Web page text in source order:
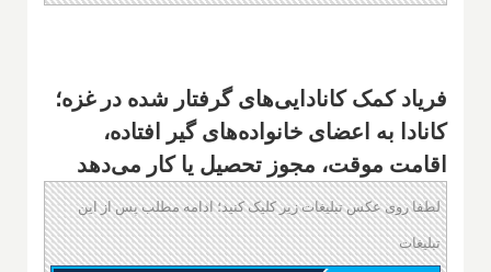
فریاد کمک کانادایی‌های گرفتار شده در غزه؛
کانادا به اعضای خانواده‌های گیر افتاده،
اقامت موقت، مجوز تحصیل یا کار می‌دهد
لطفا روی عکس تبلیغات زیر کلیک کنید؛ ادامه مطلب پس از این
تبلیغات